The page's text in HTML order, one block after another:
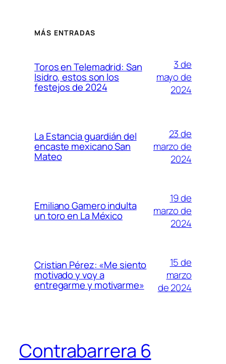
MÁS ENTRADAS
Toros en Telemadrid: San
Isidro, estos son los
festejos de 2024
3 de
mayo de
2024
La Estancia guardián del
encaste mexicano San
Mateo
23 de
marzo de
2024
Emiliano Gamero indulta
un toro en La México
19 de
marzo de
2024
Cristian Pérez: «Me siento
motivado y voy a
entregarme y motivarme»
15 de
marzo
de 2024
Contrabarrera 6